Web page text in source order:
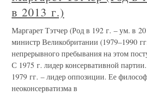
в 2013 г.)
Маргарет Тэтчер (Род в 192 г. – ум. в
министр Великобритании (1979–1990
непрерывного пребывания на этом
С 1975 г. лидер консервативной
1979 гг. – лидер оппозиции. Ее
неоконсерватизма в